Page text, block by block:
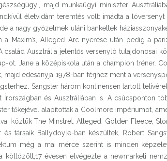
majd munkaügyi miniszter
életvidám teremtés volt: imádta a lóversenyt
a nagy győzelmek utáni bankettek
Maxim’s, Alleged Arc nyerése után pedig a
család Ausztrália jelentős versenyló tulajdonosai
ot. Jane a középiskola után a champion tréner,
majd édesanyja 1978-ban férjhez ment a
Sangster három kontinensen tartott
és Ausztráliában is. A csúcsponton
tőkéjével alapították a Coolmore impériumot,
köztük The Minstrel, Alleged, Golden Fleece,
társaik Ballydoyle-ban készültek, Robert
még a mai mérce szerint is minden
költözött,17 évesen elvégezte a newmarketi